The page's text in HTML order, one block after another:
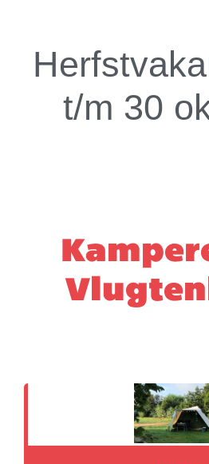
t/m 30